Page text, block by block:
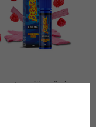
výjimečná a
nová série